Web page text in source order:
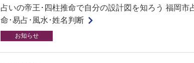
占いの帝王･四柱推命で自分の設計図を知ろう 福岡市
命･易占･風水･姓名判断
お知らせ